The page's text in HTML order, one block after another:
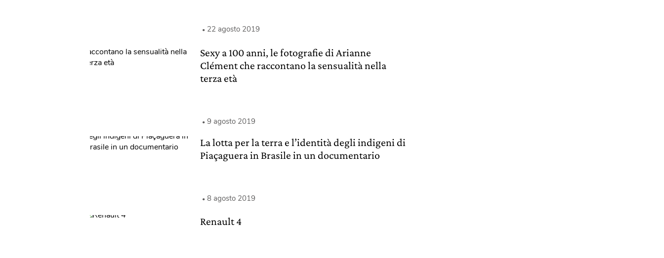
22 agosto 2019
Sexy a 100 anni, le fotografie di Arianne
Clément che raccontano la sensualità nella
terza età
9 agosto 2019
La lotta per la terra e l’identità degli indigeni di
Piaçaguera in Brasile in un documentario
8 agosto 2019
Renault 4